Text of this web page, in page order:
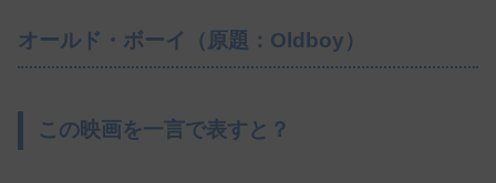
オールド・ボーイ（原題：Oldboy）
この映画を一言で表すと？